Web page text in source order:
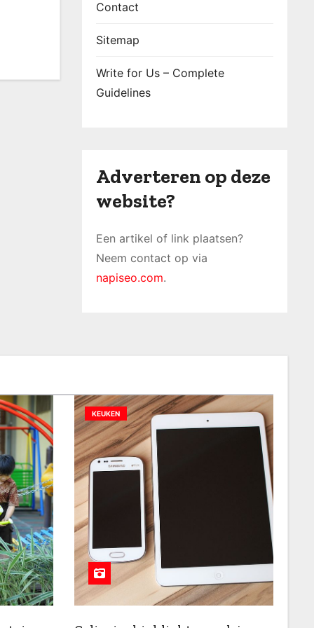
Contact
Sitemap
Write for Us – Complete
Guidelines
Adverteren op deze
website?
Een artikel of link plaatsen?
Neem contact op via
napiseo.com.
KEUKEN